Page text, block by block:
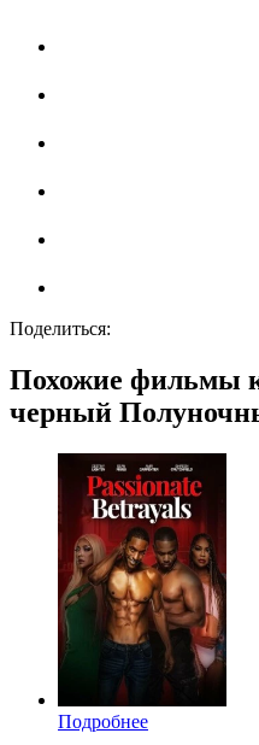
Поделиться:
Похожие фильмы
черный
Подробнее